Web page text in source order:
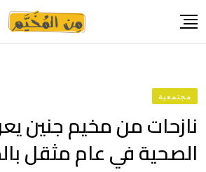
to
حياة
صورة وحكاية
قصة وسيرة
مجتمعية
نازحات من مخيم جنين
الصحية في عام مثقل